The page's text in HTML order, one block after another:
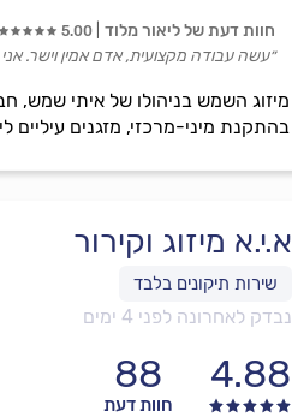
בהתקנת מיני-מרכזי, מזגנים עיליים
חוות דעת של ליאור מלוד 5.00
״עשה עבודה מקצועית, אדם אמין וישר.
א.י.א מיזוג וקירור
נבדק לאחרונה לפני 4 ימים
4.88
88
חוות דעת